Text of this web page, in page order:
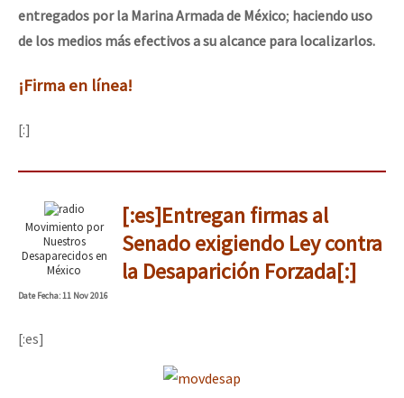
entregados por la Marina Armada de México; haciendo uso
de los medios más efectivos a su alcance para localizarlos.
¡Firma en línea!
[:]
Movimiento por
Nuestros
Desaparecidos en
México
[:es]Entregan firmas al
Senado exigiendo Ley contra
la Desaparición Forzada[:]
DateFecha: 11 Nov 2016
[:es]